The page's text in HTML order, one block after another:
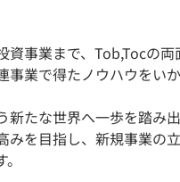
資事業まで、Tob,Tocの両
事業で得たノウハウをい
新たな世界へ一歩を踏み
みを目指し、新規事業の